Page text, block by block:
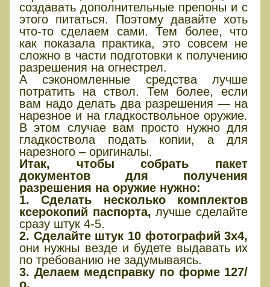
создавать дополнительные препоны и с
этого питаться. Поэтому давайте хоть
что-то сделаем сами. Тем более, что
как показала практика, это совсем не
сложно в части подготовки к получению
разрешения на огнестрел.
А сэкономленные средства лучше
потратить на ствол. Тем более, если
вам надо делать два разрешения — на
нарезное и на гладкоствольное оружие.
В этом случае вам просто нужно для
гладкоствола подать копии, а для
нарезного – оригиналы.
Итак, чтобы собрать пакет
документов для получения
разрешения на оружие нужно:
1. Сделать несколько комплектов
ксерокопий паспорта,лучше сделайте
сразу штук 4-5.
2. Сделайте штук 10 фотографий 3х4,
они нужны везде и будете выдавать их
по требованию не задумываясь.
3. Делаем медсправку по форме 127/
о.